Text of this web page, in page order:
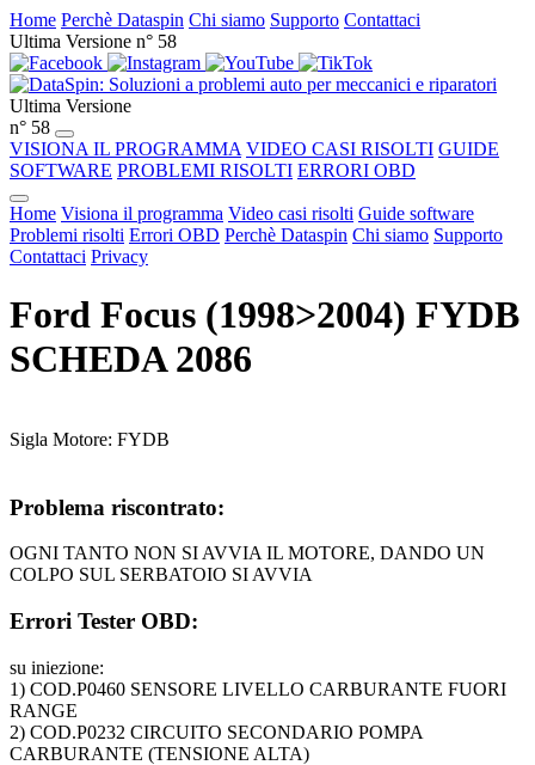
Home Perchè Dataspin Chi siamo Supporto Contattaci
Ultima Versione n° 58
Ultima Versione
n° 58
VISIONA IL PROGRAMMA VIDEO CASI RISOLTI GUIDE
SOFTWARE PROBLEMI RISOLTI ERRORI OBD
Home Visiona il programma Video casi risolti Guide software
Problemi risolti Errori OBD Perchè Dataspin Chi siamo Supporto
Contattaci Privacy
Ford Focus (1998>2004) FYDB
SCHEDA 2086
Sigla Motore: FYDB
Problema riscontrato:
OGNI TANTO NON SI AVVIA IL MOTORE, DANDO UN
COLPO SUL SERBATOIO SI AVVIA
Errori Tester OBD:
su iniezione:
1) COD.P0460 SENSORE LIVELLO CARBURANTE FUORI
RANGE
2) COD.P0232 CIRCUITO SECONDARIO POMPA
CARBURANTE (TENSIONE ALTA)